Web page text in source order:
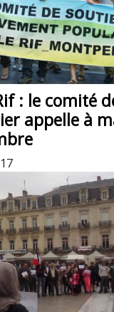
: le comité
appelle à